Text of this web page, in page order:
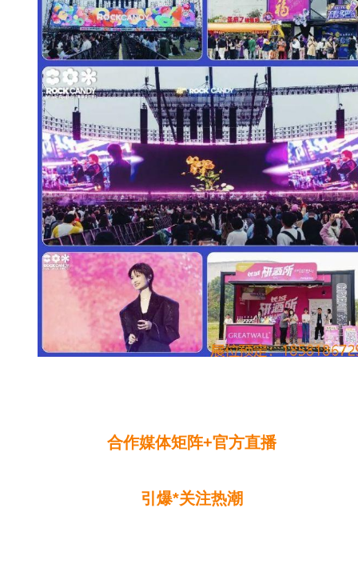
合作媒体矩阵+官方直播
引爆*关注热潮